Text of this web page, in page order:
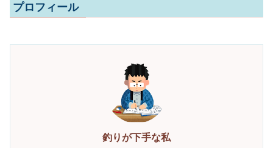
プロフィール
釣りが下手な私